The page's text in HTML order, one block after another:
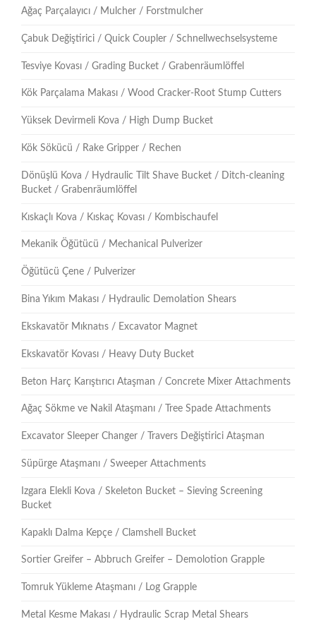
Ağaç Parçalayıcı / Mulcher / Forstmulcher
Çabuk Değiştirici / Quick Coupler / Schnellwechselsysteme
Tesviye Kovası / Grading Bucket / Grabenräumlöffel
Kök Parçalama Makası / Wood Cracker-Root Stump Cutters
Yüksek Devirmeli Kova / High Dump Bucket
Kök Sökücü / Rake Gripper / Rechen
Dönüşlü Kova / Hydraulic Tilt Shave Bucket / Ditch-cleaning
Bucket / Grabenräumlöffel
Kıskaçlı Kova / Kıskaç Kovası / Kombischaufel
Mekanik Öğütücü / Mechanical Pulverizer
Öğütücü Çene / Pulverizer
Bina Yıkım Makası / Hydraulic Demolation Shears
Ekskavatör Mıknatıs / Excavator Magnet
Ekskavatör Kovası / Heavy Duty Bucket
Beton Harç Karıştırıcı Ataşman / Concrete Mixer Attachments
Ağaç Sökme ve Nakil Ataşmanı / Tree Spade Attachments
Excavator Sleeper Changer / Travers Değiştirici Ataşman
Süpürge Ataşmanı / Sweeper Attachments
Izgara Elekli Kova / Skeleton Bucket – Sieving Screening
Bucket
Kapaklı Dalma Kepçe / Clamshell Bucket
Sortier Greifer – Abbruch Greifer – Demolotion Grapple
Tomruk Yükleme Ataşmanı / Log Grapple
Metal Kesme Makası / Hydraulic Scrap Metal Shears